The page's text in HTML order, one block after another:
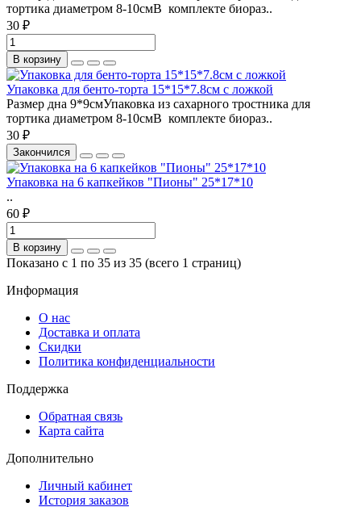
тортика диаметром 8-10смВ комплекте биораз..
30 ₽
В корзину
Упаковка для бенто-торта 15*15*7.8см с ложкой
Размер дна 9*9смУпаковка из сахарного тростника для
тортика диаметром 8-10смВ комплекте биораз..
30 ₽
Закончился
Упаковка на 6 капкейков "Пионы" 25*17*10
..
60 ₽
В корзину
Показано с 1 по 35 из 35 (всего 1 страниц)
Информация
О нас
Доставка и оплата
Скидки
Политика конфиденциальности
Поддержка
Обратная связь
Карта сайта
Дополнительно
Личный кабинет
История заказов